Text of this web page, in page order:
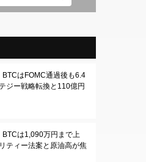
はFOMC通過後も6.4
ジー戦略転換と110億円
は1,090万円まで上
ティー法案と原油高が焦